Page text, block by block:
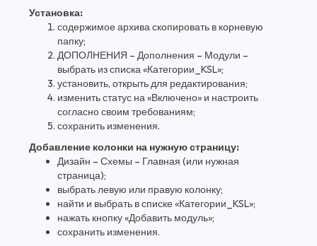
Установка:
содержимое архива скопировать в корневую
папку;
ДОПОЛНЕНИЯ – Дополнения – Модули –
выбрать из списка «Категории_KSL»;
установить, открыть для редактирования;
изменить статус на «Включено» и настроить
согласно своим требованиям;
сохранить изменения.
Добавление колонки на нужную страницу:
Дизайн – Схемы – Главная (или нужная
страница);
выбрать левую или правую колонку;
найти и выбрать в списке «Категории_KSL»;
нажать кнопку «Добавить модуль»;
сохранить изменения.